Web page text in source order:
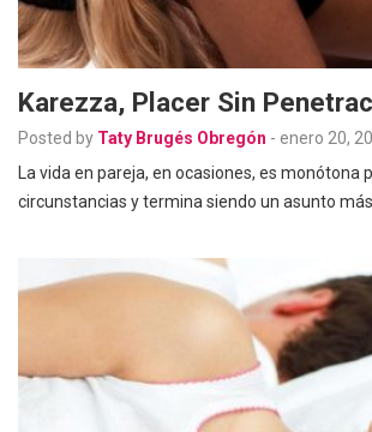
Karezza, Placer Sin
Posted by Taty Brugés Obregón - enero 20,
La vida en pareja, en ocasiones, es monótona
circunstancias y termina siendo un asunto más